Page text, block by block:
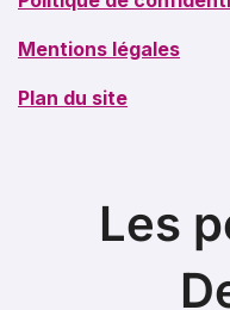
Mentions légales
Plan du site
Les